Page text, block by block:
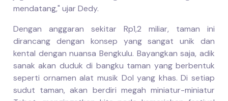
mendatang," ujar Dedy.
Dengan anggaran sekitar Rp1,2 miliar, taman ini
dirancang dengan konsep yang sangat unik dan
kental dengan nuansa Bengkulu. Bayangkan saja, adik
sanak akan duduk di bangku taman yang berbentuk
seperti ornamen alat musik Dol yang khas. Di setiap
sudut taman, akan berdiri megah miniatur-miniatur